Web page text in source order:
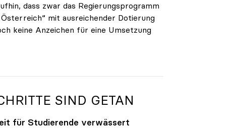
dass zwar das Regierungsprogramm
mit ausreichender Dotierung
keine Anzeichen für eine Umsetzung
SIND GETAN
für Studierende verwässert